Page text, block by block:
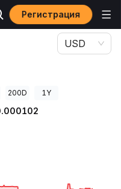
Регистрация
USD
200D 1Y